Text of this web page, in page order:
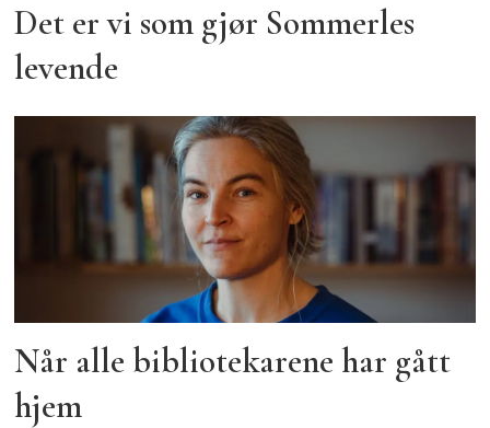
Det er vi som gjør Sommerles
levende
Når alle bibliotekarene har gått
hjem